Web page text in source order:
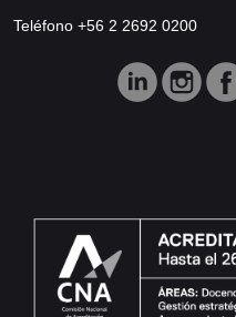
Teléfono +56 2 2692 0200